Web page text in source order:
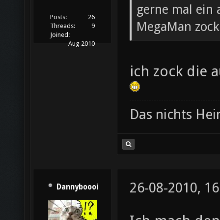
Posts:
26
Threads:
9
Joined:
Aug 2010
gerne mal ein
MegaMan
ich zock die
Das nichts
Dannyboooi 26-08-2010,